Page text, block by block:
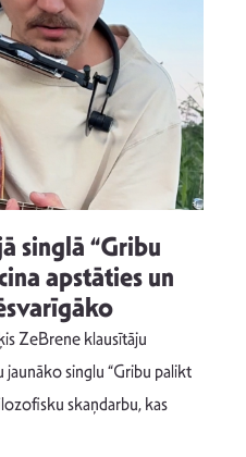
singlā “Gribu
apstāties un
ZeBrene klausītāju
singlu “Gribu palikt
skaņdarbu, kas